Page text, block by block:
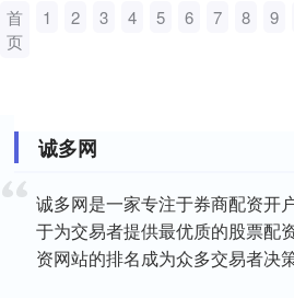
首
页
1 2 3 4 5 6 7 8 9
诚多网
诚多网是一家专注于券商配资开
于为交易者提供最优质的股票配
资网站的排名成为众多交易者决